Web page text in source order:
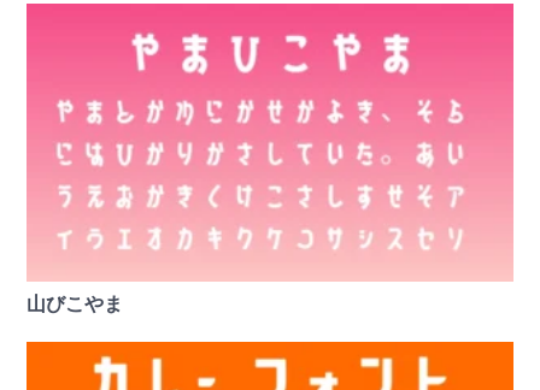
山びこやま